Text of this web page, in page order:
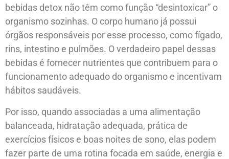
bebidas detox não têm como função “desintoxicar” o
organismo sozinhas. O corpo humano já possui
órgãos responsáveis por esse processo, como fígado,
rins, intestino e pulmões. O verdadeiro papel dessas
bebidas é fornecer nutrientes que contribuem para o
funcionamento adequado do organismo e incentivam
hábitos saudáveis.
Por isso, quando associadas a uma alimentação
balanceada, hidratação adequada, prática de
exercícios físicos e boas noites de sono, elas podem
fazer parte de uma rotina focada em saúde, energia e